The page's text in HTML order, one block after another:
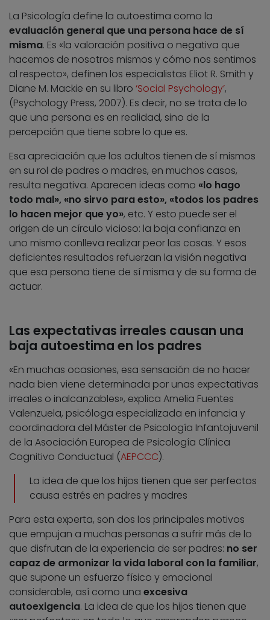
La Psicología define la autoestima como la
evaluación general que una persona hace de sí
misma. Es «la valoración positiva o negativa que
hacemos de nosotros mismos y cómo nos sentimos
al respecto», definen los especialistas Eliot R. Smith y
Diane M. Mackie en su libro ‘Social Psychology’,
(Psychology Press, 2007). Es decir, no se trata de lo
que una persona es en realidad, sino de la
percepción que tiene sobre lo que es.
Esa apreciación que los adultos tienen de sí mismos
en su rol de padres o madres, en muchos casos,
resulta negativa. Aparecen ideas como «lo hago
todo mal», «no sirvo para esto», «todos los padres
lo hacen mejor que yo», etc. Y esto puede ser el
origen de un círculo vicioso: la baja confianza en
uno mismo conlleva realizar peor las cosas. Y esos
deficientes resultados refuerzan la visión negativa
que esa persona tiene de sí misma y de su forma de
actuar.
Las expectativas irreales causan una
baja autoestima en los padres
«En muchas ocasiones, esa sensación de no hacer
nada bien viene determinada por unas expectativas
irreales o inalcanzables», explica Amelia Fuentes
Valenzuela, psicóloga especializada en infancia y
coordinadora del Máster de Psicología Infantojuvenil
de la Asociación Europea de Psicología Clínica
Cognitivo Conductual (AEPCCC).
La idea de que los hijos tienen que ser perfectos
causa estrés en padres y madres
Para esta experta, son dos los principales motivos
que empujan a muchas personas a sufrir más de lo
que disfrutan de la experiencia de ser padres: no ser
capaz de armonizar la vida laboral con la familiar,
que supone un esfuerzo físico y emocional
considerable, así como una excesiva
autoexigencia. La idea de que los hijos tienen que